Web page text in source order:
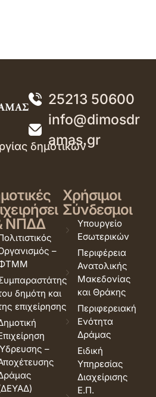
25213 50600
info@dimosdr
amas.gr
δημοτικών
ΝΠΔΔ
–
δημότη και
επιχείρησης
–
Χρήσιμοι
Σύνδεσμοι
Υπουργείο
Εσωτερικών
Περιφέρεια
Ανατολικής
Μακεδονίας
και Θράκης
Περιφερειακή
Ενότητα
Δράμας
Ειδική
Υπηρεσίας
Διαχείρισης
Ε.Π.